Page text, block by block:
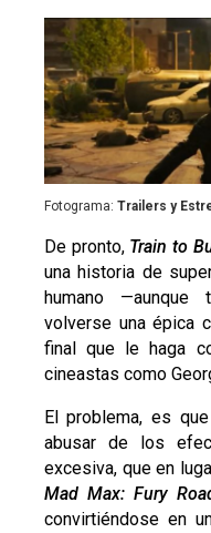
Fotograma: Trailers y
De pronto, Train to
una historia de
humano —aunque
volverse una épica
final que le haga
cineastas como
El problema, es
abusar de los
excesiva, que en
Mad Max: Fury
convirtiéndose en